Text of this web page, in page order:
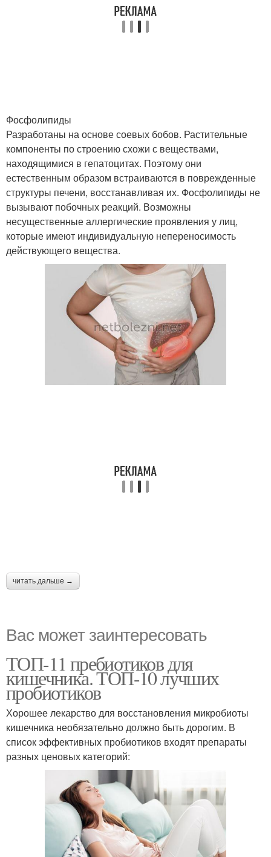
Фосфолипиды
Разработаны на основе соевых бобов. Растительные
компоненты по строению схожи с веществами,
находящимися в гепатоцитах. Поэтому они
естественным образом встраиваются в поврежденные
структуры печени, восстанавливая их. Фосфолипиды не
вызывают побочных реакций. Возможны
несущественные аллергические проявления у лиц,
которые имеют индивидуальную непереносимость
действующего вещества.
читать дальше →
Вас может заинтересовать
ТОП-11 пребиотиков для
кишечника. ТОП-10 лучших
пробиотиков
Хорошее лекарство для восстановления микробиоты
кишечника необязательно должно быть дорогим. В
список эффективных пробиотиков входят препараты
разных ценовых категорий: